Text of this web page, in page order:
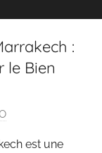
:
le Bien
est une